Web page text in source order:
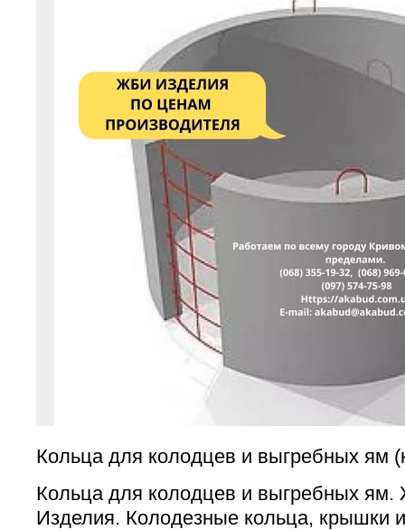
Кольца для колодцев и выгребных ям
Кольца для колодцев и выгребных ям.
Изделия. Колодезные кольца, крышки